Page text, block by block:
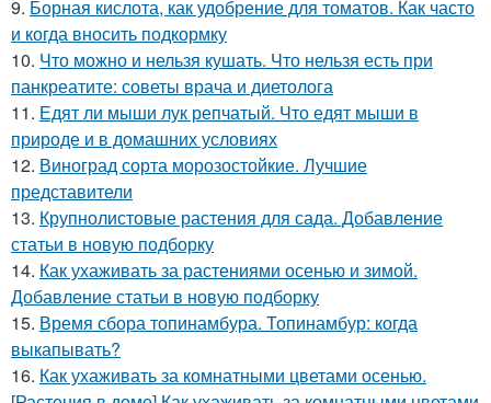
9. Борная кислота, как удобрение для томатов. Как часто
и когда вносить подкормку
10. Что можно и нельзя кушать. Что нельзя есть при
панкреатите: советы врача и диетолога
11. Едят ли мыши лук репчатый. Что едят мыши в
природе и в домашних условиях
12. Виноград сорта морозостойкие. Лучшие
представители
13. Крупнолистовые растения для сада. Добавление
статьи в новую подборку
14. Как ухаживать за растениями осенью и зимой.
Добавление статьи в новую подборку
15. Время сбора топинамбура. Топинамбур: когда
выкапывать?
16. Как ухаживать за комнатными цветами осенью.